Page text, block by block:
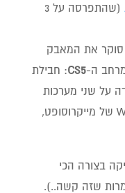
(שהתפרסה על 3
סוקר את המאבק
ה-CS5: חבילת
על שני מערכות
ההפעלה האחרונות: ה- Windows 7 של מייקרוסופט,
בצורה הכי
שזה קשה..).